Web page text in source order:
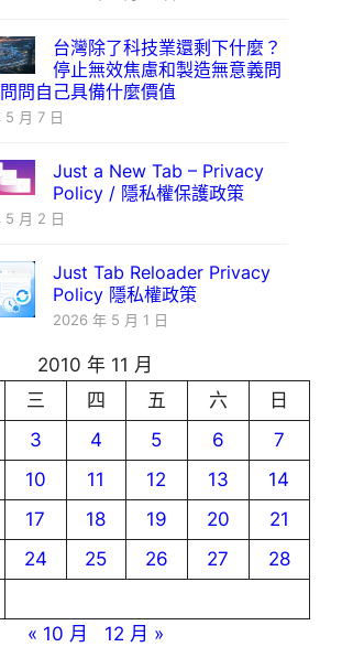
台灣除了科技業還剩下什麼？
停止無效焦慮和製造無意義問
問自己具備什麼價值
月 7 日
Just a New Tab – Privacy
Policy / 隱私權保護政策
5 月 2 日
Just Tab Reloader Privacy
Policy 隱私權政策
2026 年 5 月 1 日
2010 年 11 月
三 四 五 六
日
3 4 5 6
7
10 11 12 13
14
17 18 19 20
21
24 25 26 27
28
« 10 月
12 月 »